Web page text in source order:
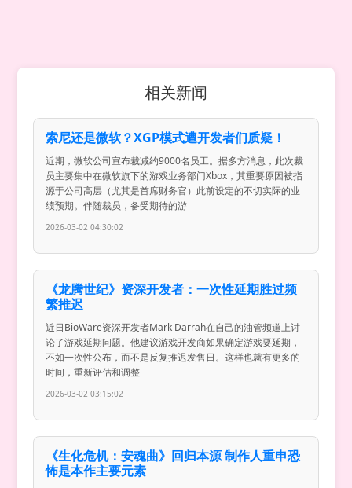
相关新闻
索尼还是微软？XGP模式遭开发者们质疑！
近期，微软公司宣布裁减约9000名员工。据多方消息，此次裁
员主要集中在微软旗下的游戏业务部门Xbox，其重要原因被指
源于公司高层（尤其是首席财务官）此前设定的不切实际的业
绩预期。伴随裁员，备受期待的游
2026-03-02 04:30:02
《龙腾世纪》资深开发者：一次性延期胜过频
繁推迟
近日BioWare资深开发者Mark Darrah在自己的油管频道上讨
论了游戏延期问题。他建议游戏开发商如果确定游戏要延期，
不如一次性公布，而不是反复推迟发售日。这样也就有更多的
时间，重新评估和调整
2026-03-02 03:15:02
《生化危机：安魂曲》回归本源 制作人重申恐
怖是本作主要元素